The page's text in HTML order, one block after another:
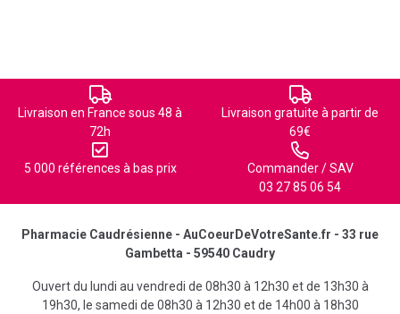
Livraison en France sous 48 à
72h
Livraison gratuite à partir de
69€
5 000 références à bas prix
Commander / SAV
03 27 85 06 54
Pharmacie Caudrésienne - AuCoeurDeVotreSante.fr - 33 rue
Gambetta - 59540 Caudry
Ouvert du lundi au vendredi de 08h30 à 12h30 et de 13h30 à
19h30, le samedi de 08h30 à 12h30 et de 14h00 à 18h30